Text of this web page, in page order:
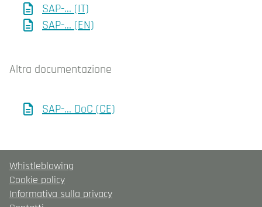
SAP-... (IT)
SAP-... (EN)
Altra documentazione
SAP-... DoC (CE)
Whistleblowing
Cookie policy
Informativa sulla privacy